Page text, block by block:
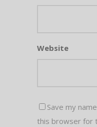
Website
Save my
this browser for